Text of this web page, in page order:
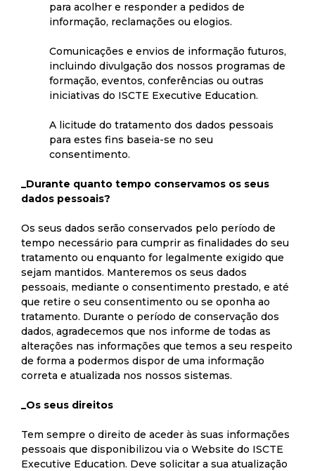
para acolher e responder a pedidos de
informação, reclamações ou elogios.
Comunicações e envios de informação futuros,
incluindo divulgação dos nossos programas de
formação, eventos, conferências ou outras
iniciativas do ISCTE Executive Education.
A licitude do tratamento dos dados pessoais
para estes fins baseia-se no seu
consentimento.
_Durante quanto tempo conservamos os seus
dados pessoais?
Os seus dados serão conservados pelo período de
tempo necessário para cumprir as finalidades do seu
tratamento ou enquanto for legalmente exigido que
sejam mantidos. Manteremos os seus dados
pessoais, mediante o consentimento prestado, e até
que retire o seu consentimento ou se oponha ao
tratamento. Durante o período de conservação dos
dados, agradecemos que nos informe de todas as
alterações nas informações que temos a seu respeito
de forma a podermos dispor de uma informação
correta e atualizada nos nossos sistemas.
_Os seus direitos
Tem sempre o direito de aceder às suas informações
pessoais que disponibilizou via o Website do ISCTE
Executive Education. Deve solicitar a sua atualização